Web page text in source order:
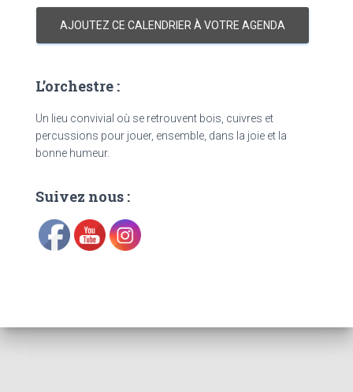
AJOUTEZ CE CALENDRIER À VOTRE AGENDA
L’orchestre :
Un lieu convivial où se retrouvent bois, cuivres et
percussions pour jouer, ensemble, dans la joie et la
bonne humeur.
Suivez nous :